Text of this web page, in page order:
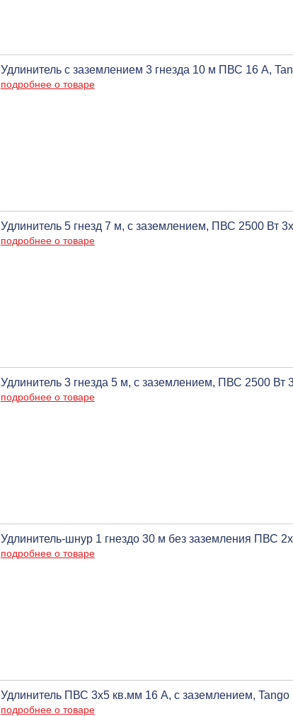
Удлинитель c заземлением 3 гнезда 10 м ПВС 16 А,
подробнее о товаре
Удлинитель 5 гнезд 7 м, c заземлением, ПВС 2500 Вт
подробнее о товаре
Удлинитель 3 гнезда 5 м, c заземлением, ПВС 2500 Вт
подробнее о товаре
Удлинитель-шнур 1 гнездо 30 м без заземления ПВС
подробнее о товаре
Удлинитель ПВС 3х5 кв.мм 16 А, c заземлением, Tango
подробнее о товаре